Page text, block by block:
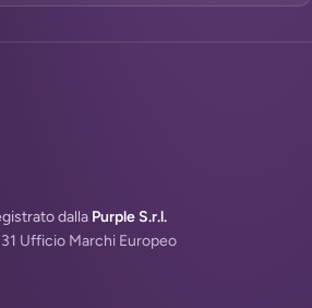
dalla Purple S.r.l.
Ufficio Marchi Europeo